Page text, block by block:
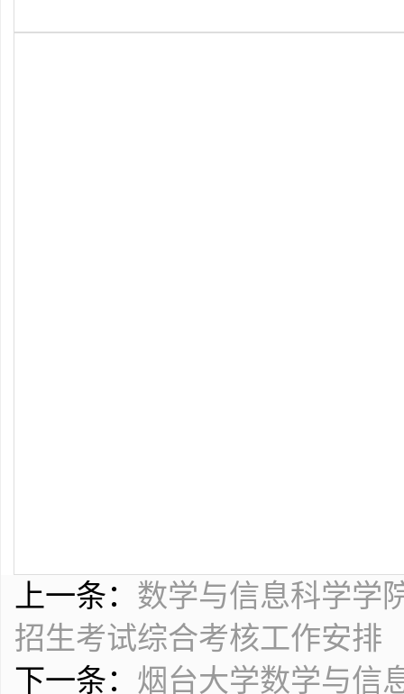
上一条： 数学与信息科学学
招生考试综合考核工作安排
下一条： 烟台大学数学与信